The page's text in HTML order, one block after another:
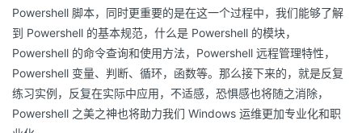
Powershell 脚本，同时更重要的是在这一个过程中，我们能够了解
到 Powershell 的基本规范，什么是 Powershell 的模块，
Powershell 的命令查询和使用方法，Powershell 远程管理特性，
Powershell 变量、判断、循环，函数等。那么接下来的，就是反复
练习实例，反复在实际中应用，不适感，恐惧感也将随之消除，
Powershell 之美之神也将助力我们 Windows 运维更加专业化和职